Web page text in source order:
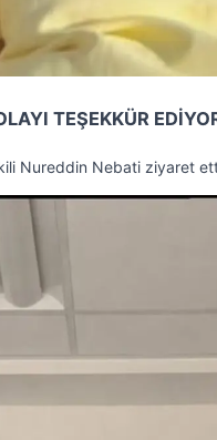
TEŞEKKÜR
Nureddin Nebati ziyaret